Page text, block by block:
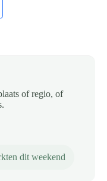
of regio, of
dit weekend